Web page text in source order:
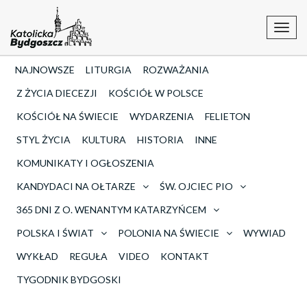
NAJNOWSZE LITURGIA
ROZWAŻANIA
Z ŻYCIA DIECEZJI
KOŚCIÓŁ W POLSCE
KOŚCIÓŁ NA ŚWIECIE
WYDARZENIA
FELIETON
STYL ŻYCIA
KULTURA HISTORIA
INNE
KOMUNIKATY I OGŁOSZENIA
KANDYDACI NA OŁTARZE
ŚW. OJCIEC PIO
365 DNI Z O. WENANTYM KATARZYŃCEM
POLSKA I ŚWIAT
POLONIA NA ŚWIECIE
WYWIAD
WYKŁAD
REGUŁA VIDEO
KONTAKT
TYGODNIK BYDGOSKI